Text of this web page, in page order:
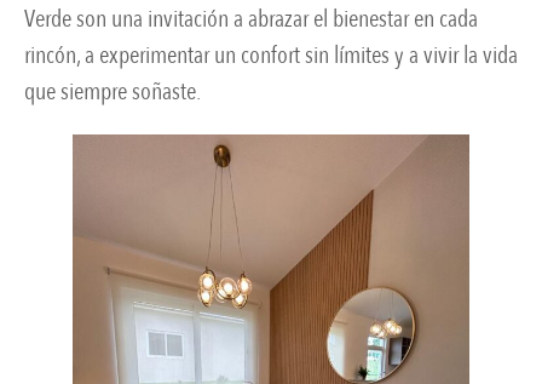
Verde son una invitación a abrazar el bienestar en cada
rincón, a experimentar un confort sin límites y a vivir la vida
que siempre soñaste.